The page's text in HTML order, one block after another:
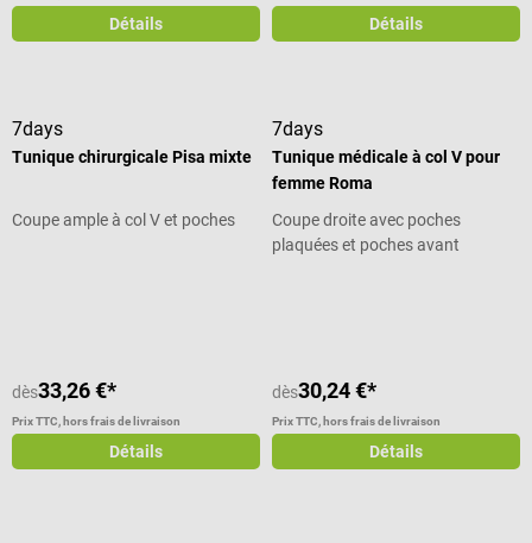
Détails Détails
7days
Tunique chirurgicale Pisa mixte
Coupe ample à col V et poches
dès33,26 €*
Prix TTC, hors frais de livraison
Détails
7days
Tunique médicale à col V pour
femme Roma
Coupe droite avec poches
plaquées et poches avant
dès30,24 €*
Prix TTC, hors frais de livraison
Détails